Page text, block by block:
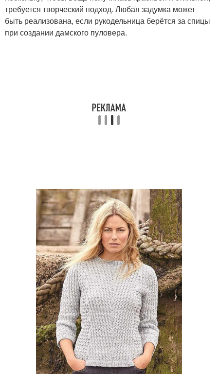
требуется творческий подход. Любая задумка может
быть реализована, если рукодельница берётся за спицы
при создании дамского пуловера.